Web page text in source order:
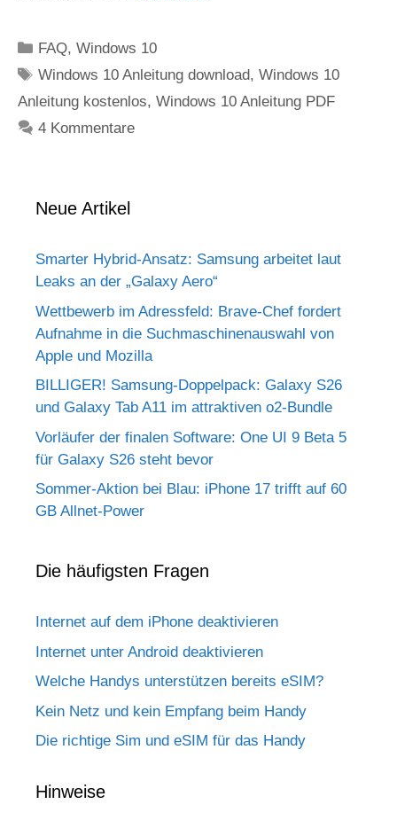
Kategorien
FAQ,Windows 10
Schlagwörter
Windows 10 Anleitung download,Windows 10
Anleitung kostenlos, Windows 10 Anleitung PDF
4 Kommentare
Neue Artikel
Smarter Hybrid-Ansatz: Samsung arbeitet laut
Leaks an der „Galaxy Aero“
Wettbewerb im Adressfeld: Brave-Chef fordert
Aufnahme in die Suchmaschinenauswahl von
Apple und Mozilla
BILLIGER! Samsung-Doppelpack: Galaxy S26
und Galaxy Tab A11 im attraktiven o2-Bundle
Vorläufer der finalen Software: One UI 9 Beta 5
für Galaxy S26 steht bevor
Sommer-Aktion bei Blau: iPhone 17 trifft auf 60
GB Allnet-Power
Die häufigsten Fragen
Internet auf dem iPhone deaktivieren
Internet unter Android deaktivieren
Welche Handys unterstützen bereits eSIM?
Kein Netz und kein Empfang beim Handy
Die richtige Sim und eSIM für das Handy
Hinweise